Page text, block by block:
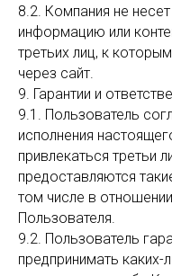
8.2. Компания не
информацию или
третьих лиц, к
через сайт.
9. Гарантии и
9.1. Пользователь
исполнения
привлекаться третьи
предоставляются
том числе в
Пользователя.
9.2. Пользователь
предпринимать каких-